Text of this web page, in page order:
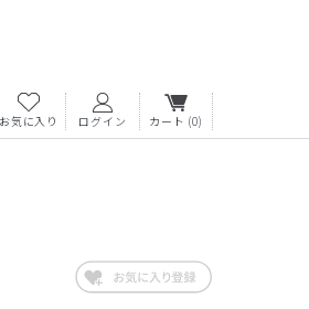
お気に入り ログイン カート (0)